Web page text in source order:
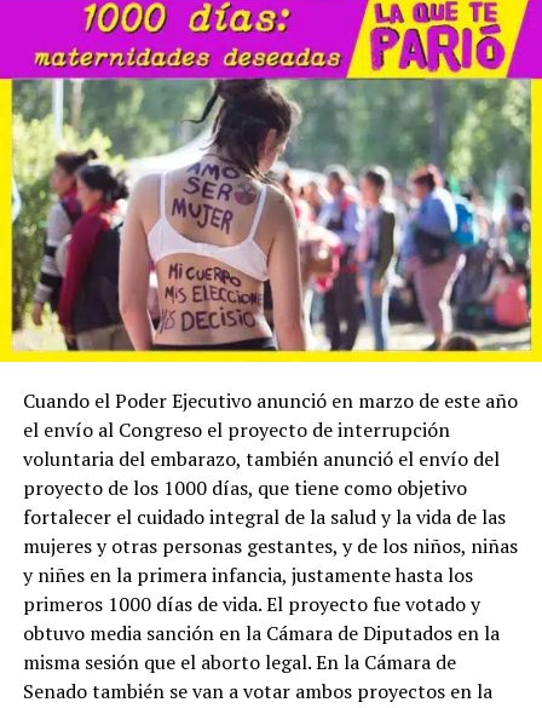
Cuando el Poder Ejecutivo anunció en marzo de este año
el envío al Congreso el proyecto de interrupción
voluntaria del embarazo, también anunció el envío del
proyecto de los 1000 días, que tiene como objetivo
fortalecer el cuidado integral de la salud y la vida de las
mujeres y otras personas gestantes, y de los niños, niñas
y niñes en la primera infancia, justamente hasta los
primeros 1000 días de vida. El proyecto fue votado y
obtuvo media sanción en la Cámara de Diputados en la
misma sesión que el aborto legal. En la Cámara de
Senado también se van a votar ambos proyectos en la